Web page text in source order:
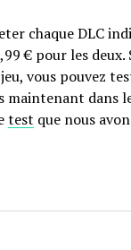
chaque DLC
€ pour les deux.
vous pouvez
maintenant dans
test que nous